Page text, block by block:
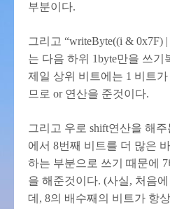
부분이다.
그리고 “writeByte((i & 0x7F)
는 다음 하위 1byte만을 쓰
제일 상위 비트에는 1 비트
므로 or 연산을 준것이다.
그리고 우로 shift연산을 해
에서 8번째 비트를 더 많은
하는 부분으로 쓰기 때문에
을 해준것이다. (사실, 처음
데, 8의 배수째의 비트가 항